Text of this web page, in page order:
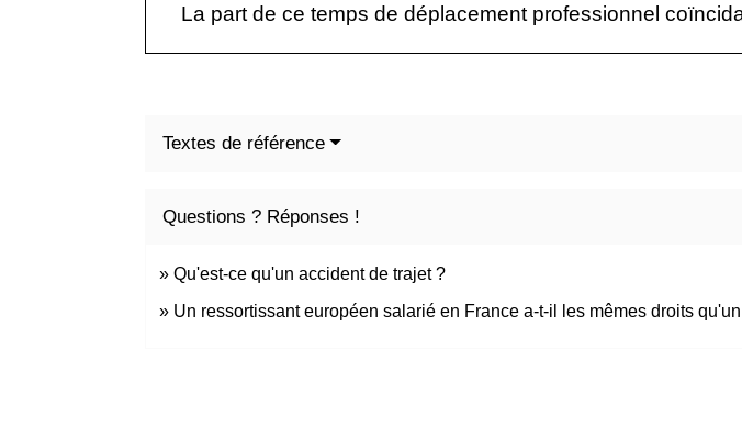
La part de ce temps de déplacement professionnel
Textes de référence
Questions ? Réponses !
Qu'est-ce qu'un accident de trajet ?
Un ressortissant européen salarié en France a-t-il les mêmes droits